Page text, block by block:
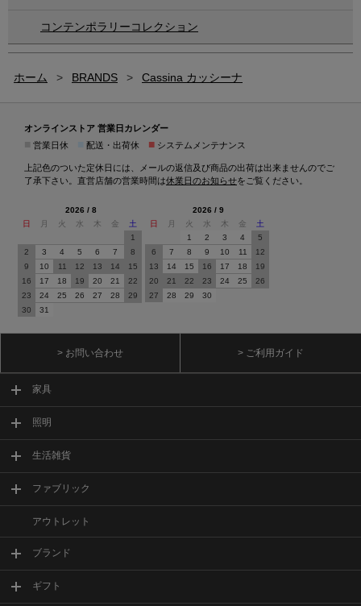
コンテンポラリーコレクション
ホーム > BRANDS > Cassina カッシーナ
オンラインストア 営業日カレンダー
営業日休 配送・出荷休 ■ システムメンテナンス
上記色のついた定休日には、メールの返信及び商品の出荷は出来ませんのでご
了承下さい。直営店舗の営業時間は休業日のお知らせをご覧ください。
2026 / 8
日
月 火 水 木 金
土
1
2
3 4 5 6 7
8
9
10 11 12 13 14
15
16
17 18 19 20 21
22
23
24 25 26 27 28
29
30
31
2026 / 9
日
月 火 水 木 金
土
1
2 3 4
5
6
7 8 9 10 11
12
13
14 15 16 17 18
19
20
21 22 23 24 25
26
27
28 29 30
> お問い合わせ > ご利用ガイド
家具
照明
生活雑貨
ファブリック
アウトレット
ブランド
ギフト